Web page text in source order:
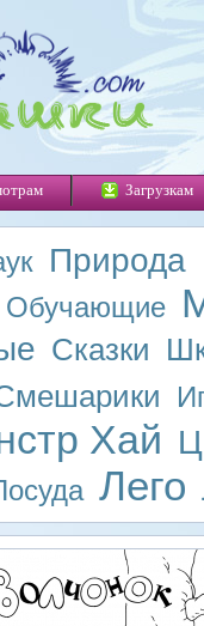
Загрузкам
Природа
Обучающие
Сказки
Хай
Лего